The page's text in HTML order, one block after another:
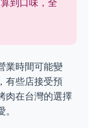
業時間可能變
有些店接受預
肉在台灣的選擇